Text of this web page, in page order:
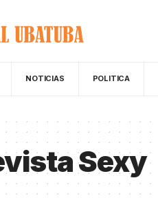
NOTICIAS POLITICA
Sexy